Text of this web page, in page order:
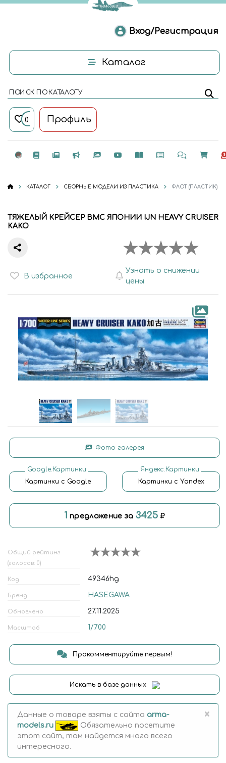
Вход/Регистрация
Каталог
ПОИСК ПО КАТАЛОГУ
0 Профиль
КАТАЛОГ СБОРНЫЕ МОДЕЛИ ИЗ ПЛАСТИКА ФЛОТ (ПЛАСТИК)
ТЯЖЕЛЫЙ КРЕЙСЕР ВМС ЯПОНИИ IJN HEAVY CRUISER
KAKO
В избранное
Узнать о снижении
цены
Фото галерея
Google.Картинки
Картинки с Google
Яндекс.Картинки
Картинки с Yandex
1 предложение за 3425
Общий рейтинг
(голосов: 0)
Код 49346hg
Бренд HASEGAWA
Обновлено 27.11.2025
Масштаб 1/700
Прокомментируйте первым!
Искать в базе данных
Данные о товаре взяты с сайта arma-
models.ru
Обязательно посетите
этот сайт, там найдется много всего
интересного.
×